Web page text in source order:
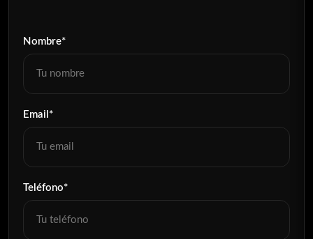
Nombre*
Email*
Teléfono*